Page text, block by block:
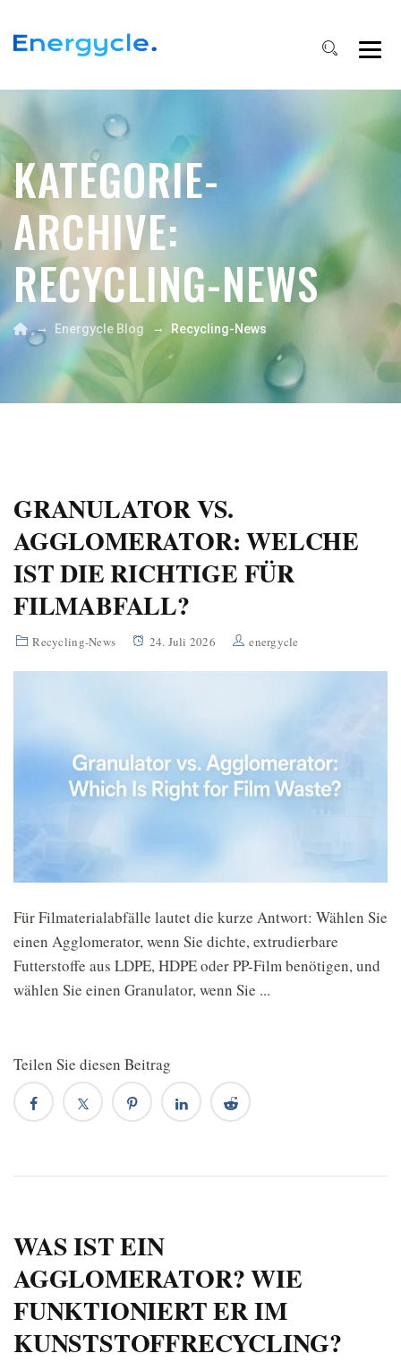
KATEGORIE-
ARCHIVE:
RECYCLING-NEWS
→ Energycle Blog → Recycling-News
GRANULATOR VS.
AGGLOMERATOR: WELCHE
IST DIE RICHTIGE FÜR
FILMABFALL?
Recycling-News 24. Juli 2026 energycle
Für Filmaterialabfälle lautet die kurze Antwort: Wählen Sie
einen Agglomerator, wenn Sie dichte, extrudierbare
Futterstoffe aus LDPE, HDPE oder PP-Film benötigen, und
wählen Sie einen Granulator, wenn Sie ...
Teilen Sie diesen Beitrag
WAS IST EIN
AGGLOMERATOR? WIE
FUNKTIONIERT ER IM
KUNSTSTOFFRECYCLING?